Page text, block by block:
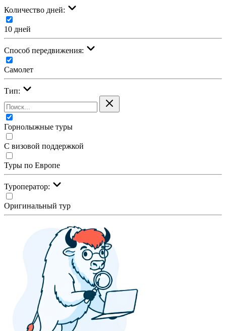
Количество дней:
10 дней
Cпособ передвижения:
Самолет
Тип:
Горнолыжные туры
С визовой поддержкой
Туры по Европе
Туроператор:
Оригинальный тур